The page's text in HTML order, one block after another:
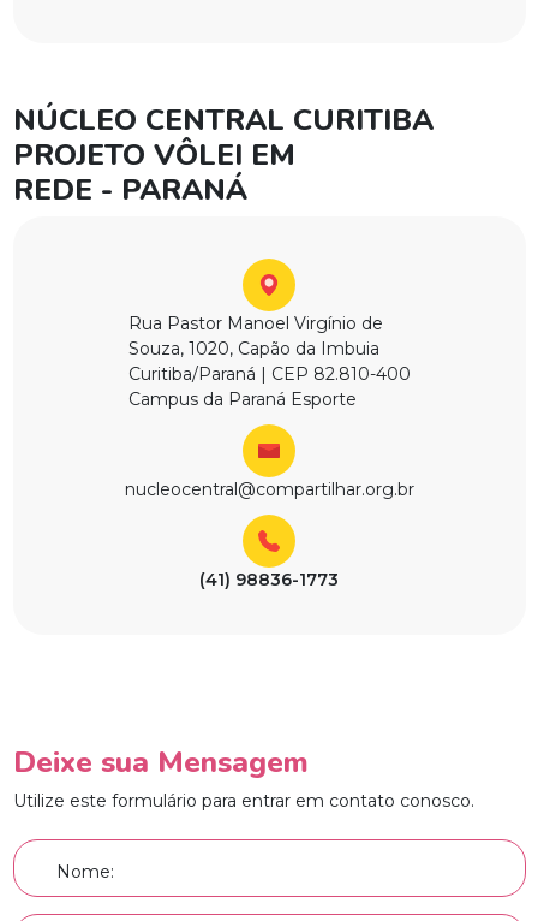
NÚCLEO CENTRAL CURITIBA
PROJETO VÔLEI EM
REDE - PARANÁ
Rua Pastor Manoel Virgínio de
Souza, 1020, Capão da Imbuia
Curitiba/Paraná | CEP 82.810-400
Campus da Paraná Esporte
nucleocentral@compartilhar.org.br
(41) 98836-1773
Deixe sua Mensagem
Utilize este formulário para entrar em contato conosco.
Nome: